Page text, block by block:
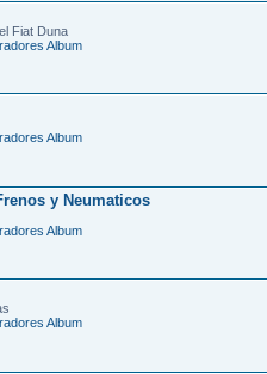
Fiat Duna
Album
Album
y Neumaticos
Album
Album